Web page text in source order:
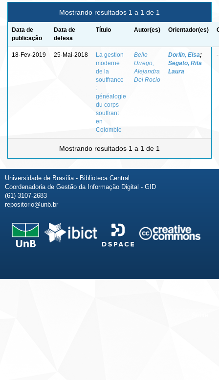
Mostrando resultados 1 a 1 de 1
Data de
publicação
Data de
defesa
Título Autor(es) Orientador(es)
18-Fev-2019 25-Mai-2018
La gestion
moderne
de la
souffrance
:
généalogie
du corps
souffrant
en
Colombie
Bello
Urrego,
Alejandra
Del Rocio
Dorlin, Elsa;
Segato, Rita
Laura
-
Mostrando resultados 1 a 1 de 1
Universidade de Brasília - Biblioteca Central
Coordenadoria de Gestão da Informação Digital - GID
(61) 3107-2683
repositorio@unb.br